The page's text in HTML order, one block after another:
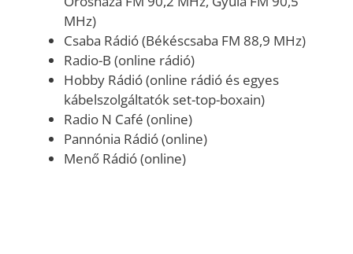
MHz)
Csaba Rádió (Békéscsaba FM 88,9 MHz)
Radio-B (online rádió)
Hobby Rádió (online rádió és egyes
kábelszolgáltatók set-top-boxain)
Radio N Café (online)
Pannónia Rádió (online)
Menő Rádió (online)